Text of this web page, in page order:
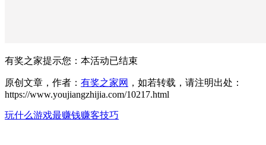
有奖之家提示您： 本活动已结束
原创文章，作者： 有奖之家网 ，如若转载，请注明出处：
https://www.youjiangzhijia.com/10217.html
玩什么游戏最赚钱赚客技巧